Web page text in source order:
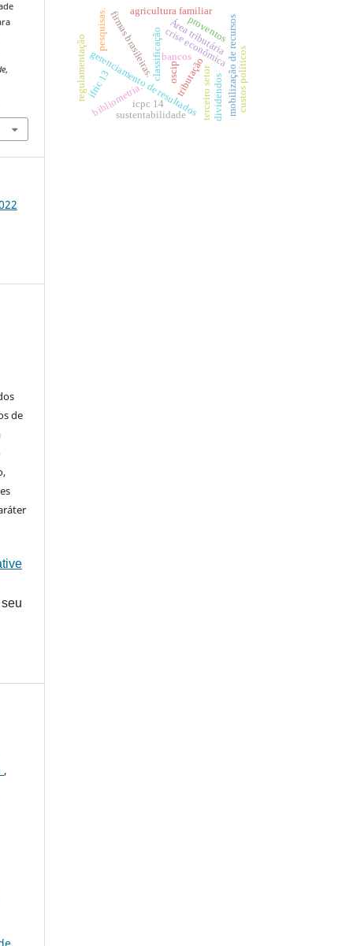
,
de
,
classificaçãoÁrea tributária
tributação
gerenciamento de resultados
firmas brasileiras.agricultura familiar
bibliometria.
bancos
crise econômica
regulamentação
pesquisas. mobilização de recursos
terceiro setor
oscip
sustentabilidade
custos políticos
ifric 13
icpc 14 dividendos
proventos